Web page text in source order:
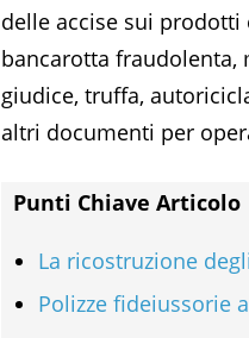
delle accise sui
bancarotta fraudolenta,
giudice, truffa,
altri documenti per
Punti Chiave Articolo
La ricostruzione
Polizze fideiussorie